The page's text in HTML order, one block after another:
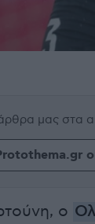
μας στα
ο